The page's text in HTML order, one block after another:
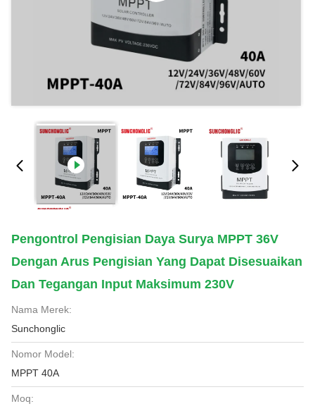
Pengontrol Pengisian Daya Surya MPPT 36V
Dengan Arus Pengisian Yang Dapat Disesuaikan
Dan Tegangan Input Maksimum 230V
Nama Merek:
Sunchonglic
Nomor Model:
MPPT 40A
Moq: